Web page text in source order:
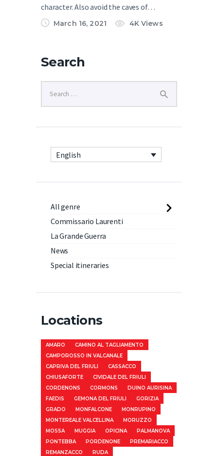
character. Also avoid the caves of…
March 16, 2021 4K Views
Search
English
All genre
Commissario Laurenti
La Grande Guerra
News
Special itineraries
Locations
AMARO
CAMINO AL TAGLIAMENTO
CAMPOROSSO IN VALCANALE
CAPRIVA DEL FRIULI
CASSACCO
CHIUSAFORTE
CIVIDALE DEL FRIULI
CORDENONS
CORMONS
DUINO AURISINA
FAEDIS
GEMONA DEL FRIULI
GORIZIA
GRADO
MONFALCONE
MONRUPINO
MONTEREALE VALCELLINA
MORUZZO
MOSSA
MUGGIA OPICINA
PALMANOVA
PONTEBBA
PORDENONE
PREMARIACCO
REMANZACCO
RUDA